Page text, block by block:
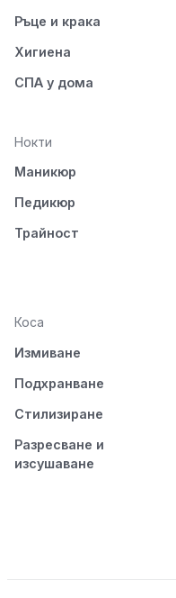
Ръце и крака
Хигиена
СПА у дома
Нокти
Маникюр
Педикюр
Трайност
Коса
Измиване
Подхранване
Стилизиране
Разресване и
изсушаване